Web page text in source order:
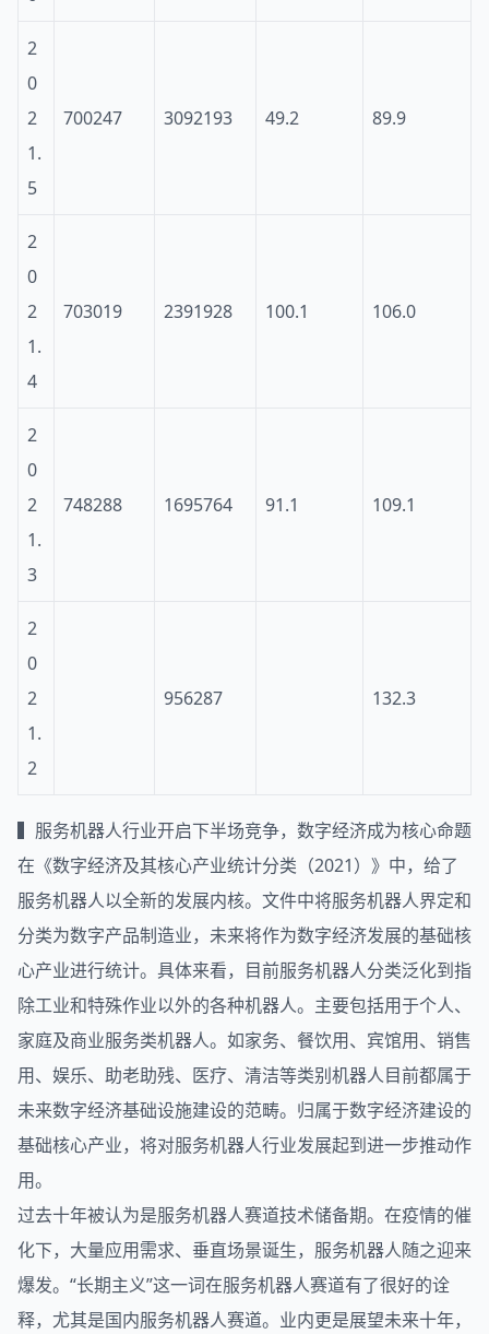
2
0
2
1.
5
700247 3092193 49.2 89.9
2
0
2
1.
4
703019 2391928 100.1 106.0
2
0
2
1.
3
748288 1695764 91.1 109.1
2
0
2
1.
2
956287 132.3
▍服务机器人行业开启下半场竞争，数字经济成为核心命题
在《数字经济及其核心产业统计分类（2021）》中，给了
服务机器人以全新的发展内核。文件中将服务机器人界定和
分类为数字产品制造业，未来将作为数字经济发展的基础核
心产业进行统计。具体来看，目前服务机器人分类泛化到指
除工业和特殊作业以外的各种机器人。主要包括用于个人、
家庭及商业服务类机器人。如家务、餐饮用、宾馆用、销售
用、娱乐、助老助残、医疗、清洁等类别机器人目前都属于
未来数字经济基础设施建设的范畴。归属于数字经济建设的
基础核心产业，将对服务机器人行业发展起到进一步推动作
用。
过去十年被认为是服务机器人赛道技术储备期。在疫情的催
化下，大量应用需求、垂直场景诞生，服务机器人随之迎来
爆发。“长期主义”这一词在服务机器人赛道有了很好的诠
释，尤其是国内服务机器人赛道。业内更是展望未来十年，